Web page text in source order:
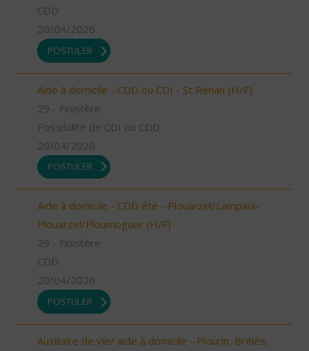
CDD
20/04/2026
POSTULER
Aide à domicile - CDD ou CDI - St Renan (H/F)
29 - Finistère
Possibilité de CDI ou CDD
20/04/2026
POSTULER
Aide à domicile - CDD été - Plouarzel/Lampaul-
Plouarzel/Ploumoguer (H/F)
29 - Finistère
CDD
20/04/2026
POSTULER
Auxiliaire de vie/ aide à domicile - Plourin, Brélès,